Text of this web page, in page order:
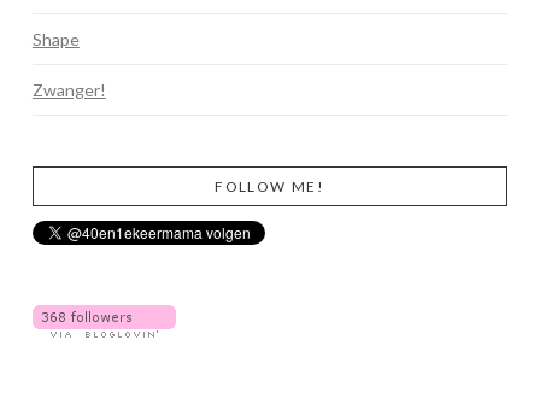
Shape
Zwanger!
FOLLOW ME!